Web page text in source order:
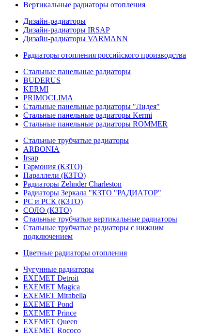
Вертикальные радиаторы отопления
Дизайн-радиаторы
Дизайн-радиаторы IRSAP
Дизайн-радиаторы VARMANN
Радиаторы отопления российского производства
Стальные панельные радиаторы
BUDERUS
KERMI
PRIMOCLIMA
Стальные панельные радиаторы "Лидея"
Стальные панельные радиаторы Kermi
Стальные панельные радиаторы ROMMER
Стальные трубчатые радиаторы
ARBONIA
Irsap
Гармония (КЗТО)
Параллели (КЗТО)
Радиаторы Zehnder Charleston
Радиаторы Зеркала "КЗТО "РАДИАТОР"
РС и РСК (КЗТО)
СОЛО (КЗТО)
Стальные трубчатые вертикальные радиаторы
Стальные трубчатые радиаторы с нижним
подключением
Цветные радиаторы отопления
Чугунные радиаторы
EXEMET Detroit
EXEMET Magica
EXEMET Mirabella
EXEMET Pond
EXEMET Prince
EXEMET Queen
EXEMET Rococo